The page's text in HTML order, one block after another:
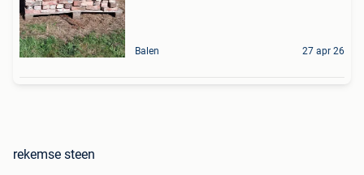
Balen 27 apr 26
rekemse steen